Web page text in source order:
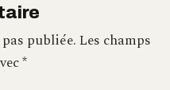
publiée.Les champs
*